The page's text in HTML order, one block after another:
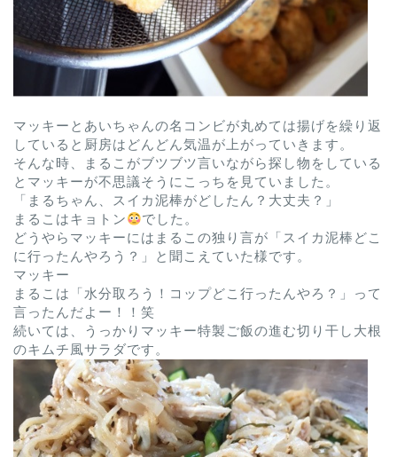
マッキーとあいちゃんの名コンビが丸めては揚げを繰り返
していると厨房はどんどん気温が上がっていきます。
そんな時、まるこがブツブツ言いながら探し物をしている
とマッキーが不思議そうにこっちを見ていました。
「まるちゃん、スイカ泥棒がどしたん？大丈夫？」
まるこはキョトン
でした。
どうやらマッキーにはまるこの独り言が「スイカ泥棒どこ
に行ったんやろう？」と聞こえていた様です。
マッキー
まるこは「水分取ろう！コップどこ行ったんやろ？」って
言ったんだよー！！笑
続いては、うっかりマッキー特製ご飯の進む切り干し大根
のキムチ風サラダです。